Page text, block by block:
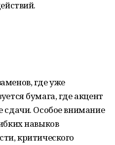
где уже
бумага, где акцент
сдачи. Особое внимание
навыков
критического